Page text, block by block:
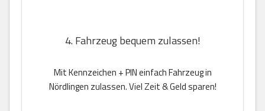
4. Fahrzeug bequem zulassen!
Mit Kennzeichen + PIN einfach Fahrzeug in
Nördlingen zulassen. Viel Zeit & Geld sparen!